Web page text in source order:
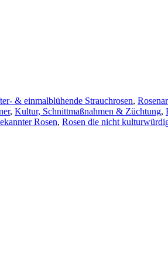
& einmalblühende Strauchrosen,
, Kultur, Schnittmaßnahmen & Züchtung,
Rosen, Rosen die nicht